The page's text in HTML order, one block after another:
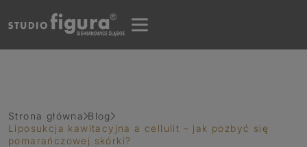
Strona główna Blog
Liposukcja kawitacyjna a cellulit – jak pozbyć się
pomarańczowej skórki?